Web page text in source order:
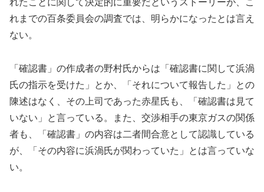
れたことに関して決定的に重要だというストーリーが、こ
れまでの百条委員会の調査では、明らかになったとは言え
ない。
「確認書」の作成者の野村氏からは「確認書に関して浜渦
氏の指示を受けた」とか、「それについて報告した」との
陳述はなく、その上司であった赤星氏も、「確認書は見て
いない」と言っている。また、交渉相手の東京ガスの関係
者も、「確認書」の内容は二者間合意として認識している
が、「その内容に浜渦氏が関わっていた」とは言っていな
い。